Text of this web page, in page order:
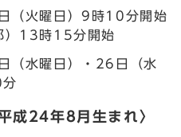
（火曜日）9時10分開始
）13時15分開始
（水曜日）・26日（水
成24年8月生まれ〉